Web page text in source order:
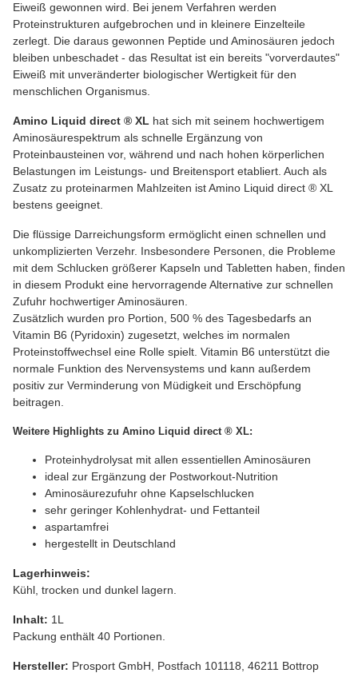
Eiweiß gewonnen wird. Bei jenem Verfahren werden
Proteinstrukturen aufgebrochen und in kleinere Einzelteile
zerlegt. Die daraus gewonnen Peptide und Aminosäuren jedoch
bleiben unbeschadet - das Resultat ist ein bereits "vorverdautes"
Eiweiß mit unveränderter biologischer Wertigkeit für den
menschlichen Organismus.
Amino Liquid direct ® XL hat sich mit seinem hochwertigem
Aminosäurespektrum als schnelle Ergänzung von
Proteinbausteinen vor, während und nach hohen körperlichen
Belastungen im Leistungs- und Breitensport etabliert. Auch als
Zusatz zu proteinarmen Mahlzeiten ist Amino Liquid direct ® XL
bestens geeignet.
Die flüssige Darreichungsform ermöglicht einen schnellen und
unkomplizierten Verzehr. Insbesondere Personen, die Probleme
mit dem Schlucken größerer Kapseln und Tabletten haben, finden
in diesem Produkt eine hervorragende Alternative zur schnellen
Zufuhr hochwertiger Aminosäuren.
Zusätzlich wurden pro Portion, 500 % des Tagesbedarfs an
Vitamin B6 (Pyridoxin) zugesetzt, welches im normalen
Proteinstoffwechsel eine Rolle spielt. Vitamin B6 unterstützt die
normale Funktion des Nervensystems und kann außerdem
positiv zur Verminderung von Müdigkeit und Erschöpfung
beitragen.
Weitere Highlights zu Amino Liquid direct ® XL:
Proteinhydrolysat mit allen essentiellen Aminosäuren
ideal zur Ergänzung der Postworkout-Nutrition
Aminosäurezufuhr ohne Kapselschlucken
sehr geringer Kohlenhydrat- und Fettanteil
aspartamfrei
hergestellt in Deutschland
Lagerhinweis:
Kühl, trocken und dunkel lagern.
Inhalt: 1L
Packung enthält 40 Portionen.
Hersteller: Prosport GmbH, Postfach 101118, 46211 Bottrop